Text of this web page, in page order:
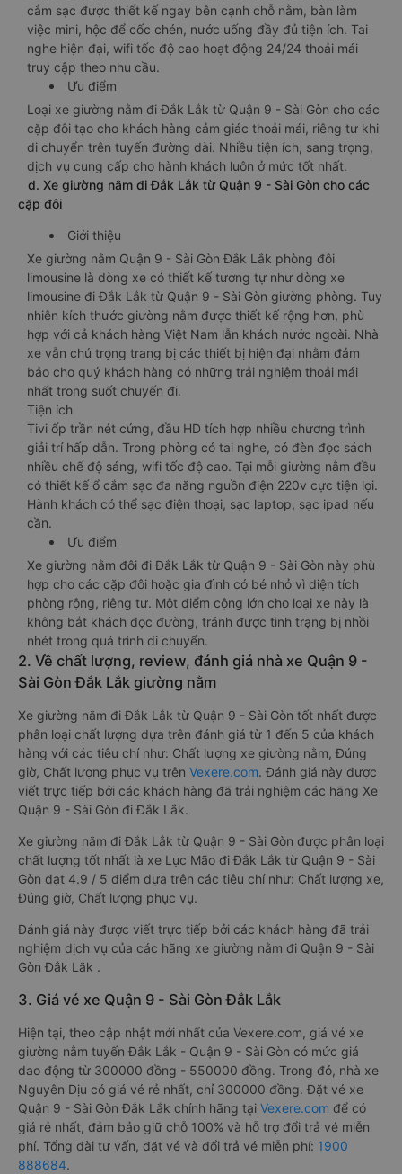
cắm sạc được thiết kế ngay bên cạnh chỗ nằm, bàn làm
việc mini, hộc để cốc chén, nước uống đầy đủ tiện ích. Tai
nghe hiện đại, wifi tốc độ cao hoạt động 24/24 thoải mái
truy cập theo nhu cầu.
Ưu điểm
Loại xe giường nằm đi Đắk Lắk từ Quận 9 - Sài Gòn cho các
cặp đôi tạo cho khách hàng cảm giác thoải mái, riêng tư khi
di chuyển trên tuyến đường dài. Nhiều tiện ích, sang trọng,
dịch vụ cung cấp cho hành khách luôn ở mức tốt nhất.
d. Xe giường nằm đi Đắk Lắk từ Quận 9 - Sài Gòn cho các
cặp đôi
Giới thiệu
Xe giường nằm Quận 9 - Sài Gòn Đắk Lắk phòng đôi
limousine là dòng xe có thiết kế tương tự như dòng xe
limousine đi Đắk Lắk từ Quận 9 - Sài Gòn giường phòng. Tuy
nhiên kích thước giường nằm được thiết kế rộng hơn, phù
hợp với cả khách hàng Việt Nam lẫn khách nước ngoài. Nhà
xe vẫn chú trọng trang bị các thiết bị hiện đại nhằm đảm
bảo cho quý khách hàng có những trải nghiệm thoải mái
nhất trong suốt chuyến đi.
Tiện ích
Tivi ốp trần nét cứng, đầu HD tích hợp nhiều chương trình
giải trí hấp dẫn. Trong phòng có tai nghe, có đèn đọc sách
nhiều chế độ sáng, wifi tốc độ cao. Tại mỗi giường nằm đều
có thiết kế ổ cắm sạc đa năng nguồn điện 220v cực tiện lợi.
Hành khách có thể sạc điện thoại, sạc laptop, sạc ipad nếu
cần.
Ưu điểm
Xe giường nằm đôi đi Đắk Lắk từ Quận 9 - Sài Gòn này phù
hợp cho các cặp đôi hoặc gia đình có bé nhỏ vì diện tích
phòng rộng, riêng tư. Một điểm cộng lớn cho loại xe này là
không bắt khách dọc đường, tránh được tình trạng bị nhồi
nhét trong quá trình di chuyển.
2. Về chất lượng, review, đánh giá nhà xe Quận 9 -
Sài Gòn Đắk Lắk giường nằm
Xe giường nằm đi Đắk Lắk từ Quận 9 - Sài Gòn tốt nhất được
phân loại chất lượng dựa trên đánh giá từ 1 đến 5 của khách
hàng với các tiêu chí như: Chất lượng xe giường nằm, Đúng
giờ, Chất lượng phục vụ trên Vexere.com. Đánh giá này được
viết trực tiếp bởi các khách hàng đã trải nghiệm các hãng Xe
Quận 9 - Sài Gòn đi Đắk Lắk.
Xe giường nằm đi Đắk Lắk từ Quận 9 - Sài Gòn được phân loại
chất lượng tốt nhất là xe Lục Mão đi Đắk Lắk từ Quận 9 - Sài
Gòn đạt 4.9 / 5 điểm dựa trên các tiêu chí như: Chất lượng xe,
Đúng giờ, Chất lượng phục vụ.
Đánh giá này được viết trực tiếp bởi các khách hàng đã trải
nghiệm dịch vụ của các hãng xe giường nằm đi Quận 9 - Sài
Gòn Đắk Lắk .
3. Giá vé xe Quận 9 - Sài Gòn Đắk Lắk
Hiện tại, theo cập nhật mới nhất của Vexere.com, giá vé xe
giường nằm tuyến Đắk Lắk - Quận 9 - Sài Gòn có mức giá
dao động từ 300000 đồng - 550000 đồng. Trong đó, nhà xe
Nguyên Dịu có giá vé rẻ nhất, chỉ 300000 đồng. Đặt vé xe
Quận 9 - Sài Gòn Đắk Lắk chính hãng tại Vexere.com để có
giá rẻ nhất, đảm bảo giữ chỗ 100% và hỗ trợ đổi trả vé miễn
phí. Tổng đài tư vấn, đặt vé và đổi trả vé miễn phí: 1900
888684.